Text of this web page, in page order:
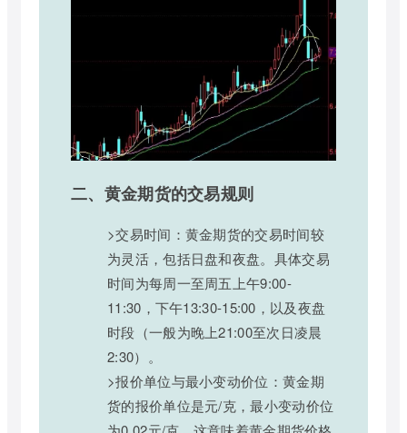
二、黄金期货的交易规则
>交易时间：黄金期货的交易时间较
为灵活，包括日盘和夜盘。具体交易
时间为每周一至周五上午9:00-
11:30，下午13:30-15:00，以及夜盘
时段（一般为晚上21:00至次日凌晨
2:30）。
>报价单位与最小变动价位：黄金期
货的报价单位是元/克，最小变动价位